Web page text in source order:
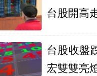
台股開高
台股收盤
宏雙雙亮